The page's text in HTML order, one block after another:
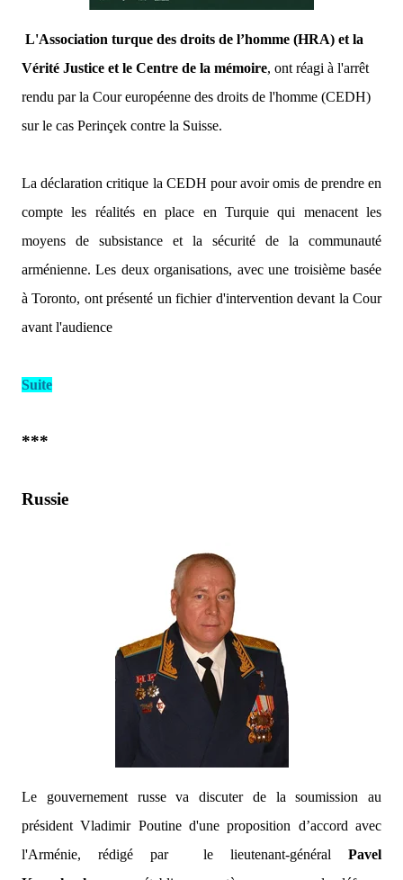
L'Association turque des droits de l’homme (HRA) et la
Vérité Justice et le Centre de la mémoire, ont réagi à l'arrêt
rendu par la Cour européenne des droits de l'homme (CEDH)
sur le cas Perinçek contre la Suisse.
La déclaration critique la CEDH pour avoir omis de prendre en
compte les réalités en place en Turquie qui menacent les
moyens de subsistance et la sécurité de la communauté
arménienne. Les deux organisations, avec une troisième basée
à Toronto, ont présenté un fichier d'intervention devant la Cour
avant l'audience
Suite
***
Russie
Le gouvernement russe va discuter de la soumission au
président Vladimir Poutine d'une proposition d’accord avec
l'Arménie, rédigé par
le lieutenant-généralPavel